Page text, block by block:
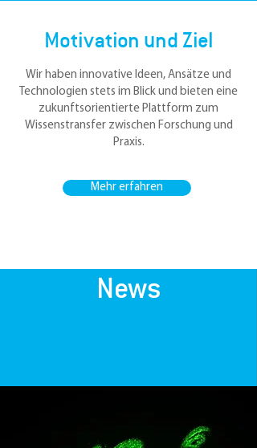
Motivation und Ziel
Wir haben innovative Ideen, Ansätze und
Technologien stets im Blick und bieten eine
zukunftsorientierte Plattform zum
Wissenstransfer zwischen Forschung und
Praxis.
Mehr erfahren
News